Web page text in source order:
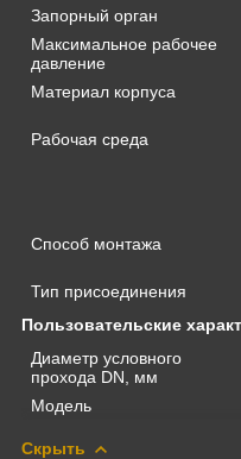
Запорный орган
Максимальное рабочее
давление
Материал корпуса
Рабочая среда
Способ монтажа
Тип присоединения
Пользовательские
Диаметр условного
прохода DN, мм
Модель
Скрыть